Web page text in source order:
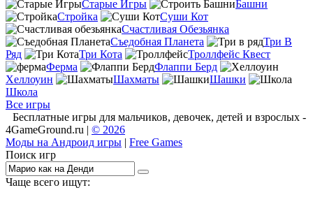
Старые Игры
Башни
Стройка
Суши Кот
Счастливая Обезьянка
Съедобная Планета
Три В
Ряд
Три Кота
Троллфейс Квест
Ферма
Флаппи Берд
Хеллоуин
Шахматы
Шашки
Школа
Все игры
Бесплатные игры для мальчиков, девочек, детей и взрослых -
4GameGround.ru | © 2026
Моды на Андроид игры | Free Games
Поиск игр
Чаще всего ищут: